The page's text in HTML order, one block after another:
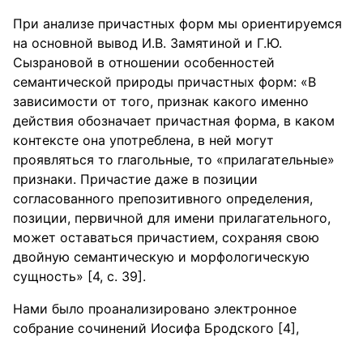
При анализе причастных форм мы ориентируемся
на основной вывод И.В. Замятиной и Г.Ю.
Сызрановой в отношении особенностей
семантической природы причастных форм: «В
зависимости от того, признак какого именно
действия обозначает причастная форма, в каком
контексте она употреблена, в ней могут
проявляться то глагольные, то «прилагательные»
признаки. Причастие даже в позиции
согласованного препозитивного определения,
позиции, первичной для имени прилагательного,
может оставаться причастием, сохраняя свою
двойную семантическую и морфологическую
сущность» [4, с. 39].
Нами было проанализировано электронное
собрание сочинений Иосифа Бродского [4],